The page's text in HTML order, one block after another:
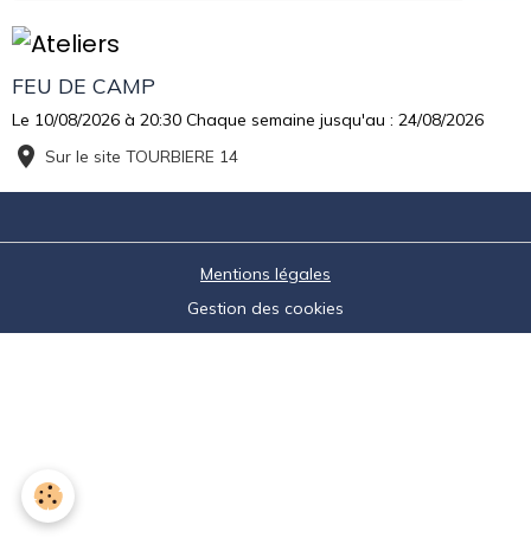
FEU DE CAMP
Le 10/08/2026 à 20:30 Chaque semaine jusqu'au : 24/08/2026
Sur le site TOURBIERE 14
Mentions légales
Gestion des cookies